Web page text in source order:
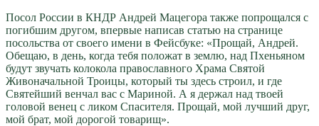
Посол России в КНДР Андрей Мацегора также попрощался с
погибшим другом, впервые написав статью на странице
посольства от своего имени в Фейсбуке: «Прощай, Андрей.
Обещаю, в день, когда тебя положат в землю, над Пхеньяном
будут звучать колокола православного Храма Святой
Живоначальной Троицы, который ты здесь строил, и где
Святейший венчал вас с Мариной. А я держал над твоей
головой венец с ликом Спасителя. Прощай, мой лучший друг,
мой брат, мой дорогой товарищ».